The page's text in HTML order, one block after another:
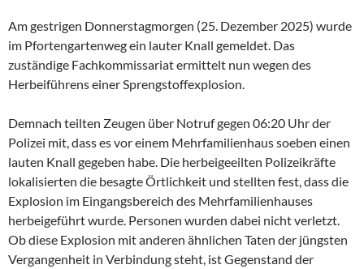
Am gestrigen Donnerstagmorgen (25. Dezember 2025) wurde
im Pfortengartenweg ein lauter Knall gemeldet. Das
zuständige Fachkommissariat ermittelt nun wegen des
Herbeiführens einer Sprengstoffexplosion.
Demnach teilten Zeugen über Notruf gegen 06:20 Uhr der
Polizei mit, dass es vor einem Mehrfamilienhaus soeben einen
lauten Knall gegeben habe. Die herbeigeeilten Polizeikräfte
lokalisierten die besagte Örtlichkeit und stellten fest, dass die
Explosion im Eingangsbereich des Mehrfamilienhauses
herbeigeführt wurde. Personen wurden dabei nicht verletzt.
Ob diese Explosion mit anderen ähnlichen Taten der jüngsten
Vergangenheit in Verbindung steht, ist Gegenstand der